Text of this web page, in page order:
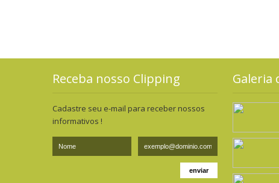
Receba nosso Clipping
Cadastre seu e-mail para receber nossos
informativos !
Galeria